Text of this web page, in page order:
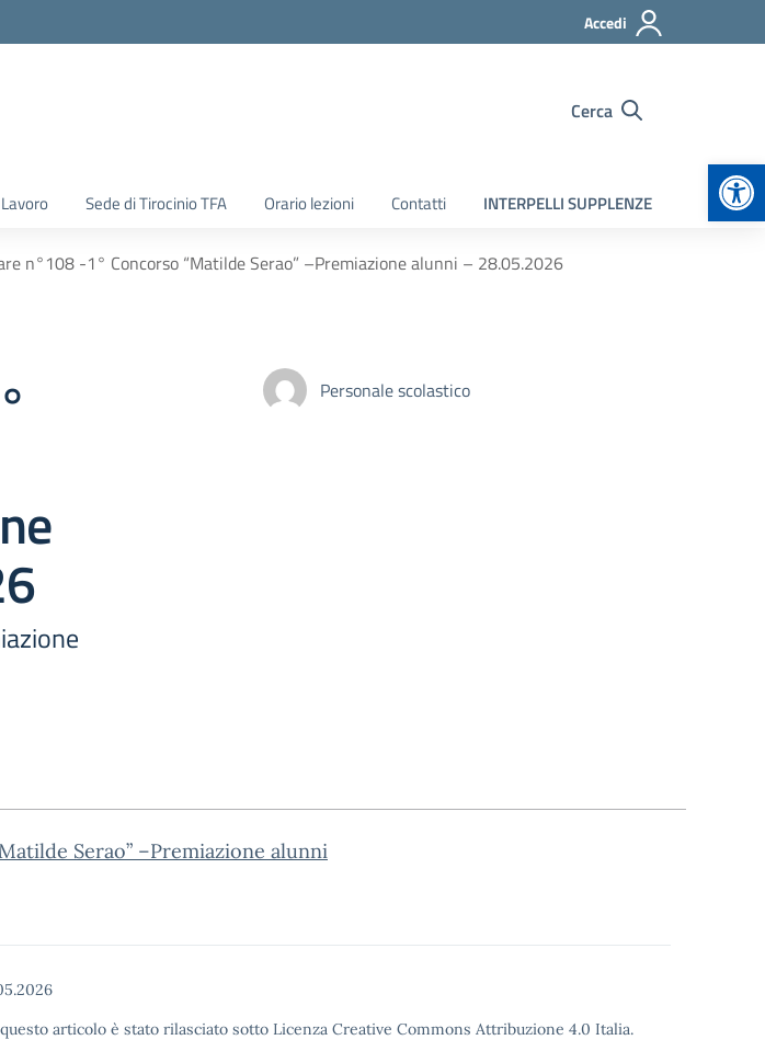
Accedi
Cerca
Sede di Tirocinio TFA Orario lezioni Contatti INTERPELLI SUPPLENZE
n°108 -1° Concorso “Matilde Serao” –Premiazione alunni – 28.05.2026
Personale scolastico
Serao” –Premiazione alunni
articolo è stato rilasciato sotto Licenza Creative Commons Attribuzione 4.0 Italia.